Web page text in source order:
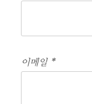
이메일 *